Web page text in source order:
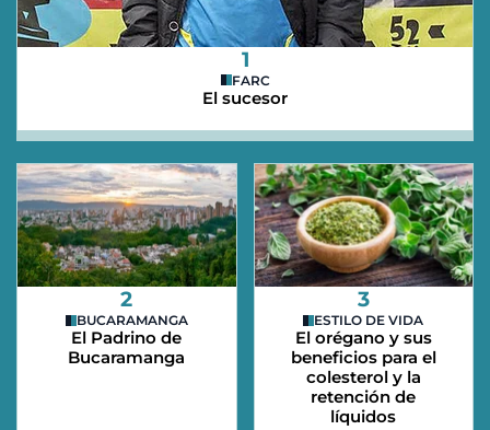
1
FARC
El sucesor
2
BUCARAMANGA
El Padrino de
Bucaramanga
3
ESTILO DE VIDA
El orégano y sus
beneficios para el
colesterol y la
retención de
líquidos